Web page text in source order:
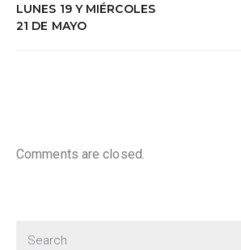
LUNES 19 Y MIÉRCOLES
21 DE MAYO
Comments are closed.